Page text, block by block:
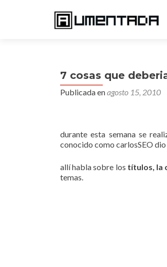
7 cosas que
Publicada enagosto 15, 2010
durante esta semana se
conocido como carlosSEO
allí habla sobre los títulos, la
temas.